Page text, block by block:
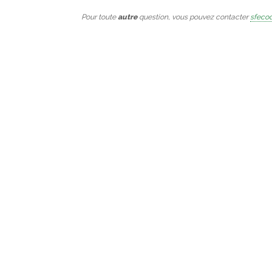
Pour touteautrequestion, vous pouvez contacter